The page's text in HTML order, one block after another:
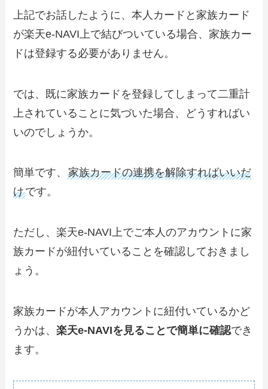
上記でお話したように、本人カードと家族カード
が楽天e-NAVI上で結びついている場合、家族カー
ドは登録する必要がありません。
では、既に家族カードを登録してしまって二重計
上されていることに気づいた場合、どうすればい
いのでしょうか。
簡単です、家族カードの連携を解除すればいいだ
けです。
ただし、楽天e-NAVI上でご本人のアカウントに家
族カードが紐付いていることを確認しておきまし
ょう。
家族カードが本人アカウントに紐付いているかど
うかは、楽天e-NAVIを見ることで簡単に確認でき
ます。